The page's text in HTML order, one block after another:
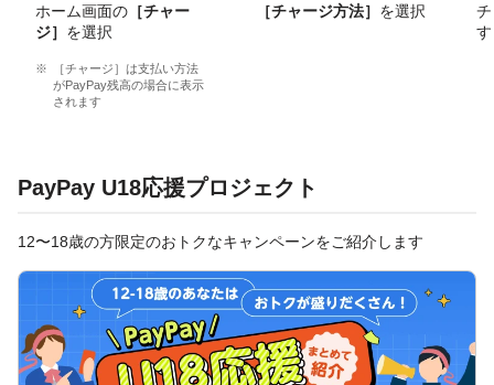
ホーム画面の ［チャー
ジ］ を選択
［チャージ］は支払い方法
がPayPay残高の場合に表示
されます
［チャージ方法］ を選択
す
PayPay U18応援プロジェクト
12〜18歳の方限定のおトクなキャンペーンをご紹介します